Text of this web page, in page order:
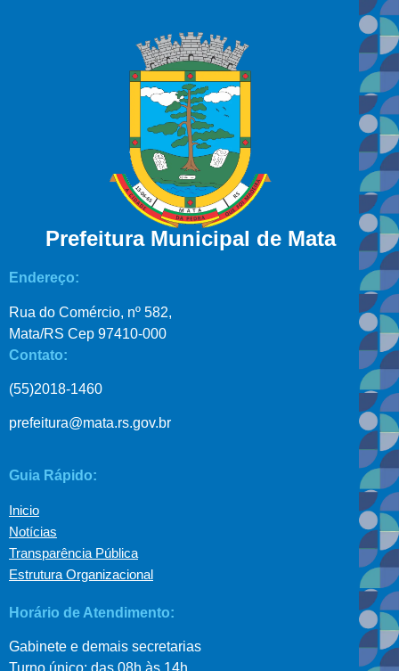
Prefeitura Municipal de Mata
Endereço:
Rua do Comércio, nº 582,
Mata/RS Cep 97410-000
Contato:
(55)2018-1460
prefeitura@mata.rs.gov.br
Guia Rápido:
Inicio
Notícias
Transparência Pública
Estrutura Organizacional
Horário de Atendimento:
Gabinete e demais secretarias